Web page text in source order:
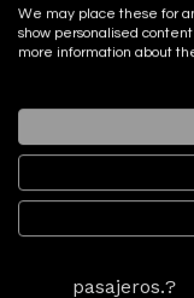
Omotenashi:
Este
refleja en el
vehículos,
pensado
pasajeros.?
We may place these for
show personalised
more information about